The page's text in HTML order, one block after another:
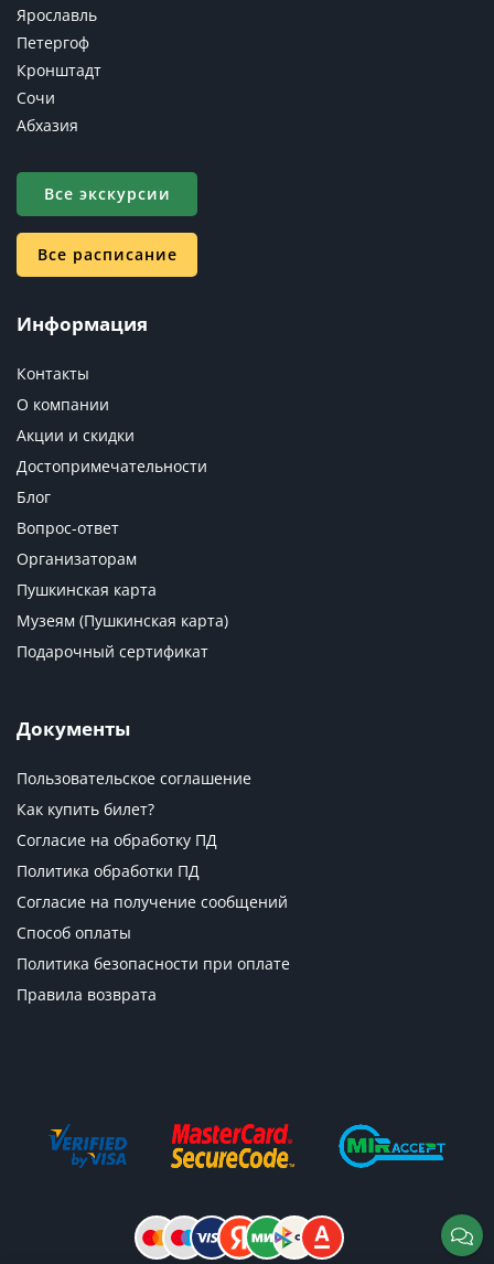
Ярославль
Петергоф
Кронштадт
Сочи
Абхазия
Все экскурсии
Все расписание
Информация
Контакты
О компании
Акции и скидки
Достопримечательности
Блог
Вопрос-ответ
Организаторам
Пушкинская карта
Музеям (Пушкинская карта)
Подарочный сертификат
Документы
Пользовательское соглашение
Как купить билет?
Согласие на обработку ПД
Политика обработки ПД
Согласие на получение сообщений
Способ оплаты
Политика безопасности при оплате
Правила возврата